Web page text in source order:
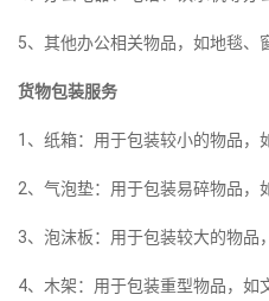
5、其他办公相关物品，如地毯、
货物包装服务
1、纸箱：用于包装较小的物品，
2、气泡垫：用于包装易碎物品，
3、泡沫板：用于包装较大的物品
4、木架：用于包装重型物品，如